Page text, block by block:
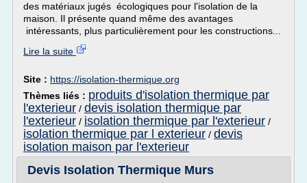
des matériaux jugés écologiques pour l'isolation de la
maison. Il présente quand même des avantages
intéressants, plus particulièrement pour les constructions...
Lire la suite
Site : https://isolation-thermique.org
Thèmes liés : produits d'isolation thermique par
l'exterieur / devis isolation thermique par
l'exterieur / isolation thermique par l'exterieur /
isolation thermique par l exterieur / devis
isolation maison par l'exterieur
Devis Isolation Thermique Murs